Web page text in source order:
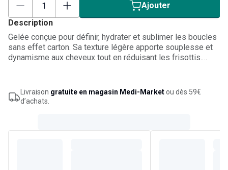
Ajouter
Description
Gelée conçue pour définir, hydrater et sublimer les boucles
sans effet carton. Sa texture légère apporte souplesse et
dynamisme aux cheveux tout en réduisant les frisottis.
l’humidité, pour des boucles bien dessinées.
Livraison gratuite en magasin Medi-Marketou dès 59€
d’achats.